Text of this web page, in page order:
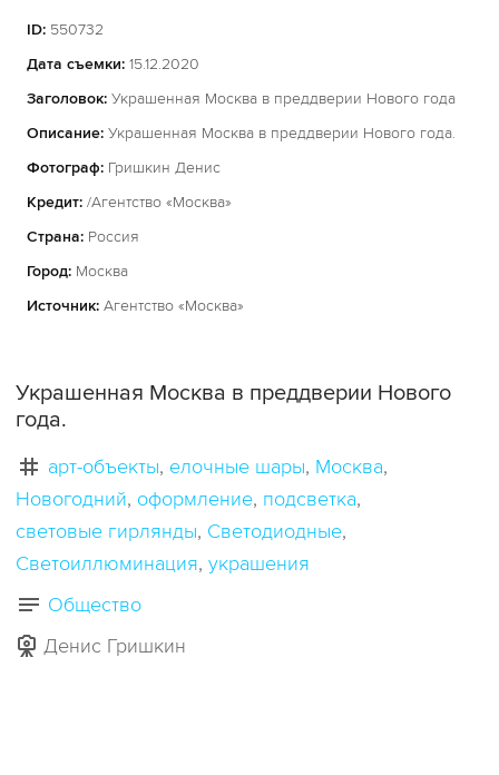
ID: 550732
Дата съемки: 15.12.2020
Заголовок: Украшенная Москва в преддверии Нового года
Описание: Украшенная Москва в преддверии Нового года.
Фотограф: Гришкин Денис
Кредит: /Агентство «Москва»
Страна: Россия
Город: Москва
Источник: Агентство «Москва»
Украшенная Москва в преддверии Нового
года.
арт-объекты елочные шары Москва
Новогодний оформление подсветка
световые гирлянды Светодиодные
Светоиллюминация украшения
Общество
Денис Гришкин